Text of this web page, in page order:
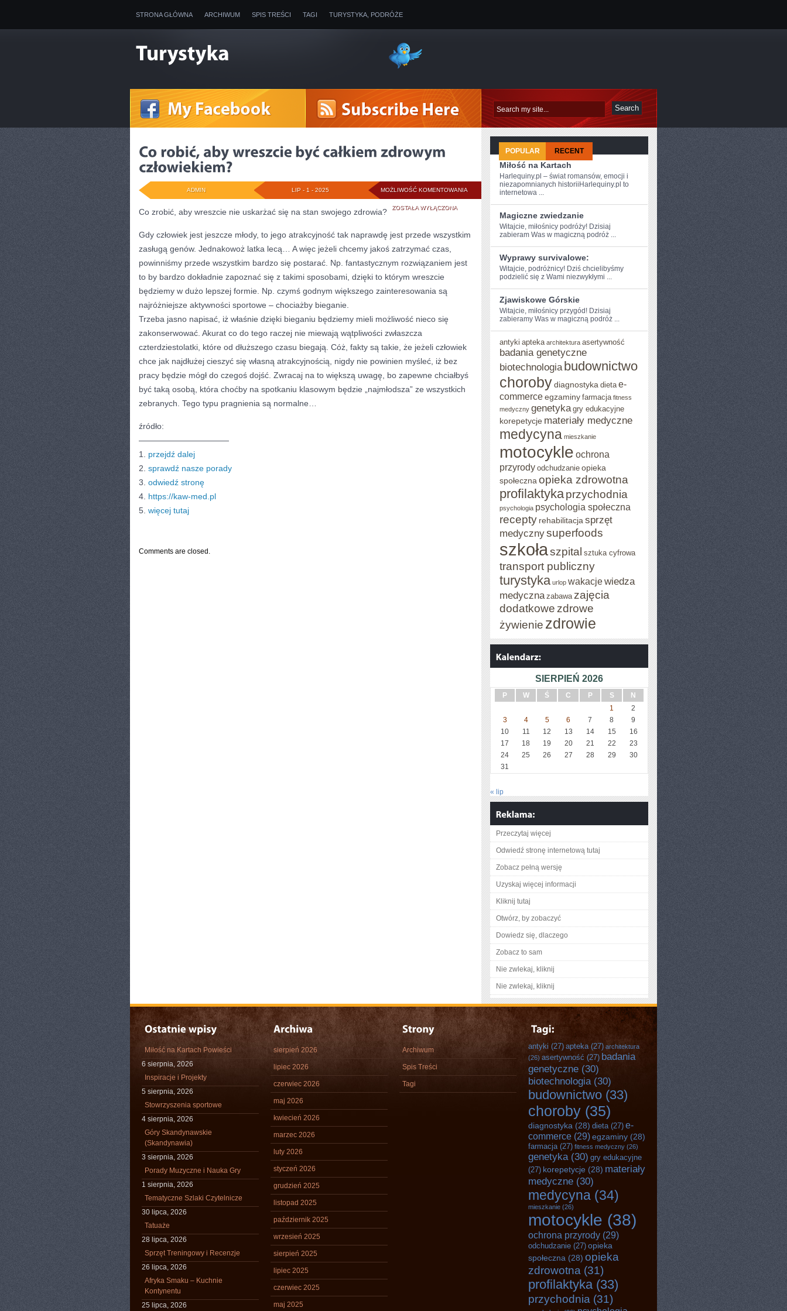
STRONA GŁÓWNA ARCHIWUM SPIS TREŚCI TAGI TURYSTYKA, PODRÓŻE
MOŻLIWOŚĆ KOMENTOWANIA
ROBIĆ,
WRESZCIE
CAŁKIEM
ZDROWYM
CZŁOWIEKIEM?
ZOSTAŁA WYŁĄCZONA
LIP - 1 - 2025
ADMIN
Co zrobić, aby wreszcie nie uskarżać się na stan swojego zdrowia?
Gdy człowiek jest jeszcze młody, to jego atrakcyjność tak naprawdę jest przede wszystkim
zasługą genów. Jednakowoż latka lecą… A więc jeżeli chcemy jakoś zatrzymać czas,
powinniśmy przede wszystkim bardzo się postarać. Np. fantastycznym rozwiązaniem jest
to by bardzo dokładnie zapoznać się z takimi sposobami, dzięki to którym wreszcie
będziemy w dużo lepszej formie. Np. czymś godnym większego zainteresowania są
najróżniejsze aktywności sportowe – chociażby bieganie.
Trzeba jasno napisać, iż właśnie dzięki bieganiu będziemy mieli możliwość nieco się
zakonserwować. Akurat co do tego raczej nie miewają wątpliwości zwłaszcza
czterdziestolatki, które od dłuższego czasu biegają. Cóż, fakty są takie, że jeżeli człowiek
chce jak najdłużej cieszyć się własną atrakcyjnością, nigdy nie powinien myśleć, iż bez
pracy będzie mógł do czegoś dojść. Zwracaj na to większą uwagę, bo zapewne chciałbyś
być taką osobą, która choćby na spotkaniu klasowym będzie „najmłodsza” ze wszystkich
zebranych. Tego typu pragnienia są normalne…
źródło:
———————————
1. przejdź dalej
2. sprawdź nasze porady
3. odwiedź stronę
4. https://kaw-med.pl
5. więcej tutaj
Comments are closed.
POPULAR RECENT
Miłość na Kartach
Harlequiny.pl – świat romansów, emocji i
niezapomnianych historiiHarlequiny.pl to
internetowa ...
Magiczne zwiedzanie
Witajcie, miłośnicy podróży! ⁤Dzisiaj
‌zabieram Was w ⁤magiczną podróż ...
Wyprawy survivalowe:
Witajcie, podróżnicy! Dziś chcielibyśmy
podzielić⁤ się z Wami niezwykłymi ...
Zjawiskowe Górskie
Witajcie, miłośnicy przygód! Dzisiaj
zabieramy Was w magiczną podróż ...
antyki apteka architektura asertywność
badania genetyczne
biotechnologia budownictwo
chorobydiagnostyka dieta e-
commerceegzaminy farmacja fitness
medyczny genetyka gry edukacyjne
korepetycje materiały medyczne
medycyna mieszkanie
motocykle ochrona
przyrody odchudzanie opieka
społeczna opieka zdrowotna
profilaktykaprzychodnia
psychologia psychologia społeczna
recepty rehabilitacja sprzęt
medycznysuperfoods
szkołaszpital sztuka cyfrowa
transport publiczny
turystyka urlop wakacjewiedza
medyczna zabawa zajęcia
dodatkowe zdrowe
żywienie zdrowie
SIERPIEŃ 2026
P W Ś C P S
N
1
2
3
4 5 6 7 8
9
10
11 12 13 14 15
16
17
18 19 20 21 22
23
24
25 26 27 28 29
30
31
« lip
Przeczytaj więcej
Odwiedź stronę internetową tutaj
Zobacz pełną wersję
Uzyskaj więcej informacji
Kliknij tutaj
Otwórz, by zobaczyć
Dowiedz się, dlaczego
Zobacz to sam
Nie zwlekaj, kliknij
Nie zwlekaj, kliknij
Miłość na Kartach Powieści
6 sierpnia, 2026
Inspiracje i Projekty
5 sierpnia, 2026
Stowrzyszenia sportowe
4 sierpnia, 2026
Góry Skandynawskie
(Skandynawia)
3 sierpnia, 2026
Porady Muzyczne i Nauka Gry
1 sierpnia, 2026
Tematyczne Szlaki Czytelnicze
30 lipca, 2026
Tatuaże
28 lipca, 2026
Sprzęt Treningowy i Recenzje
26 lipca, 2026
Afryka Smaku – Kuchnie
Kontynentu
25 lipca, 2026
sierpień 2026
lipiec 2026
czerwiec 2026
maj 2026
kwiecień 2026
marzec 2026
luty 2026
styczeń 2026
grudzień 2025
listopad 2025
październik 2025
wrzesień 2025
sierpień 2025
lipiec 2025
czerwiec 2025
maj 2025
Archiwum
Spis Treści
Tagi
antyki (27) apteka(27) architektura
(26) asertywność (27) badania
genetyczne (30)
biotechnologia(30)
budownictwo (33)
choroby (35)
diagnostyka (28) dieta(27) e-
commerce (29)egzaminy (28)
farmacja(27) fitness medyczny (26)
genetyka(30) gry edukacyjne
(27) korepetycje (28) materiały
medyczne (30)
medycyna (34)
mieszkanie (26)
motocykle (38)
ochrona przyrody (29)
odchudzanie (27) opieka
społeczna (28) opieka
zdrowotna (31)
profilaktyka(33)
przychodnia (31)